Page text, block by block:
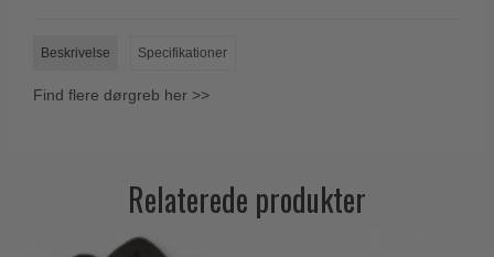
Beskrivelse Specifikationer
Find flere dørgreb her >>
Relaterede produkter